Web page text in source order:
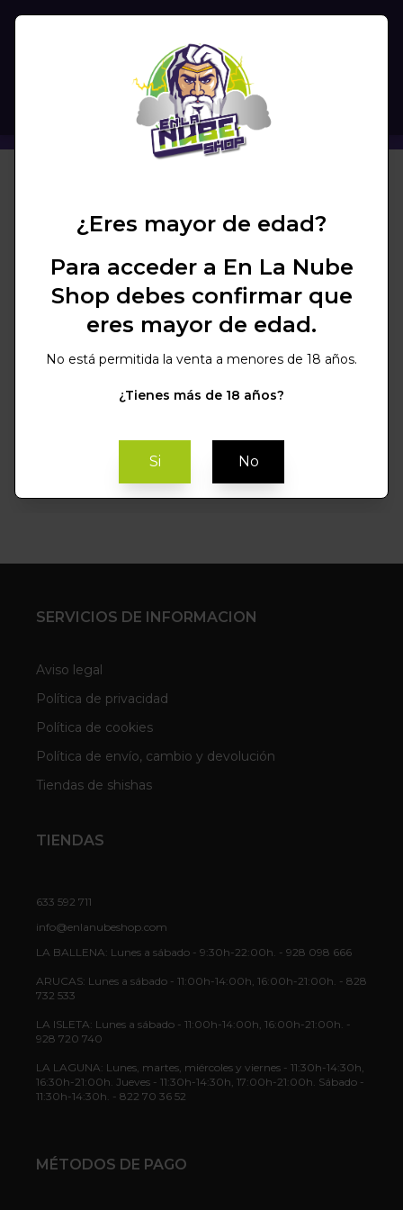
No se encuentran
productos en la marca
seleccionada
SERVICIOS DE INFORMACION
Aviso legal
Política de privacidad
Política de cookies
Política de envío, cambio y devolución
Tiendas de shishas
TIENDAS
633 592 711
info@enlanubeshop.com
LA BALLENA: Lunes a sábado - 9:30h-22:00h. - 928 098 666
ARUCAS: Lunes a sábado - 11:00h-14:00h, 16:00h-21:00h. - 828
732 533
LA ISLETA: Lunes a sábado - 11:00h-14:00h, 16:00h-21:00h. -
928 720 740
LA LAGUNA: Lunes, martes, miércoles y viernes - 11:30h-14:30h,
16:30h-21:00h. Jueves - 11:30h-14:30h, 17:00h-21:00h. Sábado -
11:30h-14:30h. - 822 70 36 52
MÉTODOS DE PAGO
¿Eres mayor de edad?
Para acceder a En La Nube
Shop debes confirmar que
eres mayor de edad.
No está permitida la venta a menores de 18 años.
¿Tienes más de 18 años?
Si No